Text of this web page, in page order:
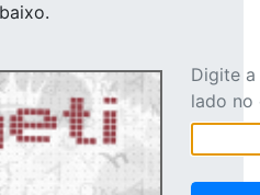
Digite
lado no